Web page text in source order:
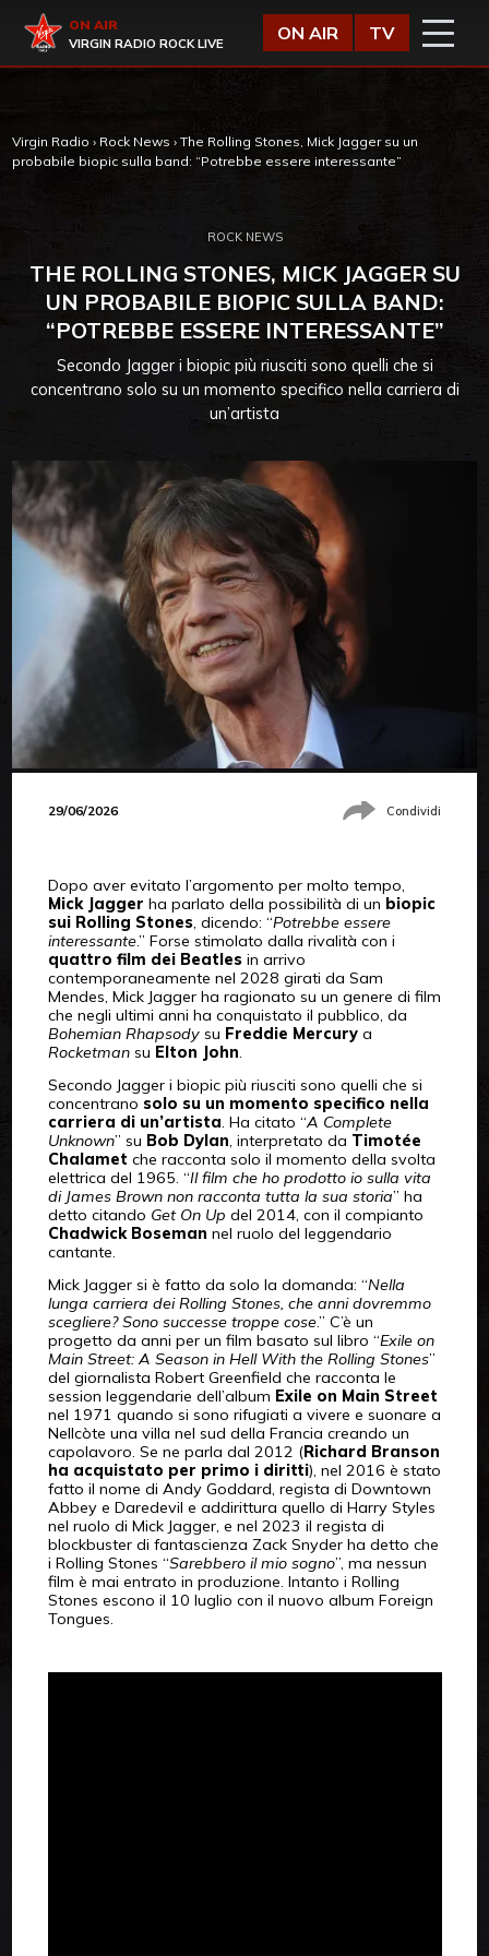
Virgin Radio
ON AIR
VIRGIN RADIO ROCK LIVE
ON AIR TV
Virgin Radio › Rock News › The Rolling Stones, Mick Jagger su un
probabile biopic sulla band: “Potrebbe essere interessante”
ROCK NEWS
THE ROLLING STONES, MICK JAGGER SU
UN PROBABILE BIOPIC SULLA BAND:
“POTREBBE ESSERE INTERESSANTE”
Secondo Jagger i biopic più riusciti sono quelli che si
concentrano solo su un momento specifico nella carriera di
un’artista
29/06/2026 Condividi
Dopo aver evitato l’argomento per molto tempo,
Mick Jagger ha parlato della possibilità di un biopic
sui Rolling Stones, dicendo: “Potrebbe essere
interessante.” Forse stimolato dalla rivalità con i
quattro film dei Beatlesin arrivo
contemporaneamente nel 2028 girati da Sam
Mendes, Mick Jagger ha ragionato su un genere di film
che negli ultimi anni ha conquistato il pubblico, da
Bohemian Rhapsodysu Freddie Mercurya
Rocketmansu Elton John.
Secondo Jagger i biopic più riusciti sono quelli che si
concentrano solo su un momento specifico nella
carriera di un’artista. Ha citato “A Complete
Unknown” su Bob Dylan, interpretato da Timotée
Chalamet che racconta solo il momento della svolta
elettrica del 1965. “Il film che ho prodotto io sulla vita
di James Brown non racconta tutta la sua storia” ha
detto citando Get On Up del 2014, con il compianto
Chadwick Boseman nel ruolo del leggendario
cantante.
Mick Jagger si è fatto da solo la domanda: “Nella
lunga carriera dei Rolling Stones, che anni dovremmo
scegliere? Sono successe troppe cose.” C’è un
progetto da anni per un film basato sul libro “Exile on
Main Street: A Season in Hell With the Rolling Stones”
del giornalista Robert Greenfield che racconta le
session leggendarie dell’album Exile on Main Street
nel 1971 quando si sono rifugiati a vivere e suonare a
Nellcòte una villa nel sud della Francia creando un
capolavoro. Se ne parla dal 2012 (Richard Branson
ha acquistato per primo i diritti), nel 2016 è stato
fatto il nome di Andy Goddard, regista di Downtown
Abbey e Daredevil e addirittura quello di Harry Styles
nel ruolo di Mick Jagger, e nel 2023 il regista di
blockbuster di fantascienza Zack Snyder ha detto che
i Rolling Stones “Sarebbero il mio sogno”, ma nessun
film è mai entrato in produzione. Intanto i Rolling
Stones escono il 10 luglio con il nuovo album Foreign
Tongues.